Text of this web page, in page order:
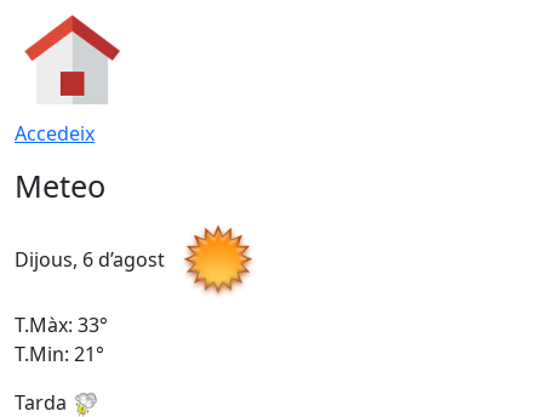
Accedeix
Meteo
Dijous, 6 d’agost
T.Màx: 33°
T.Min: 21°
Tarda